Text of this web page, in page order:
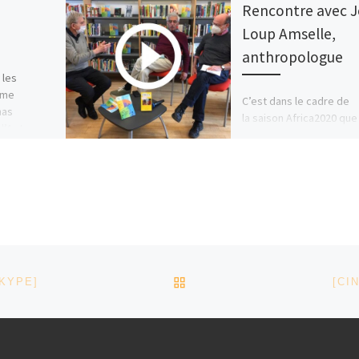
Rencontre avec
Loup Amselle,
anthropologue
C’est dans le cadre de
la saison Africa2020 que
RETOUR À LA LISTE